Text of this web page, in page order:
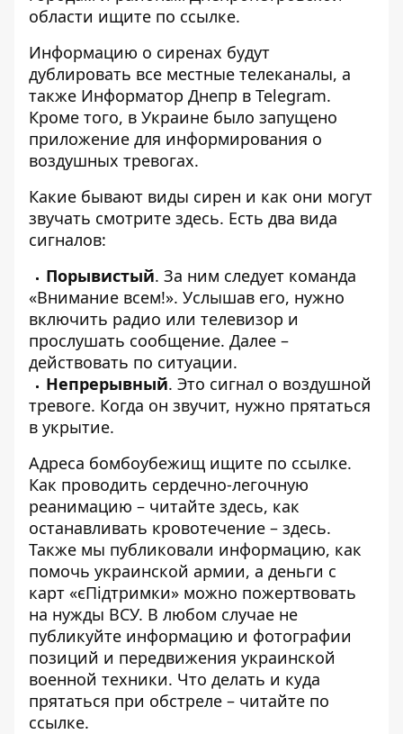
области ищите по ссылке.
Информацию о сиренах будут
дублировать все местные телеканалы, а
также Информатор Днепр в Telegram.
Кроме того, в Украине было запущено
приложение для информирования о
воздушных тревогах.
Какие бывают виды сирен и как они могут
звучать смотрите здесь. Есть два вида
сигналов:
Порывистый. За ним следует команда
«Внимание всем!». Услышав его, нужно
включить радио или телевизор и
прослушать сообщение. Далее –
действовать по ситуации.
Непрерывный. Это сигнал о воздушной
тревоге. Когда он звучит, нужно прятаться
в укрытие.
Адреса бомбоубежищ ищите по ссылке.
Как проводить сердечно-легочную
реанимацию – читайте здесь, как
останавливать кровотечение – здесь.
Также мы публиковали информацию, как
помочь украинской армии, а деньги с
карт «єПідтримки» можно пожертвовать
на нужды ВСУ. В любом случае не
публикуйте информацию и фотографии
позиций и передвижения украинской
военной техники. Что делать и куда
прятаться при обстреле – читайте по
ссылке.